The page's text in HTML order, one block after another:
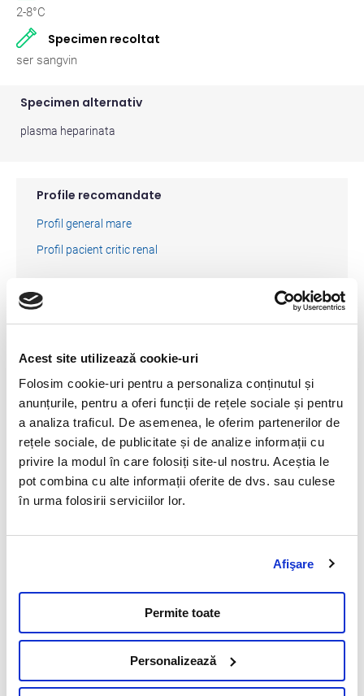
Acest site utilizează cookie-uri
Folosim cookie-uri pentru a personaliza conținutul și
anunțurile, pentru a oferi funcții de rețele sociale și pentru
a analiza traficul. De asemenea, le oferim partenerilor de
rețele sociale, de publicitate și de analize informații cu
privire la modul în care folosiți site-ul nostru. Aceștia le
pot combina cu alte informații oferite de dvs. sau culese
în urma folosirii serviciilor lor.
Afişare
Permite toate
Personalizează
2-8°C
Specimen recoltat
ser sangvin
Specimen alternativ
plasma heparinata
Profile recomandate
Profil general mare
Profil pacient critic renal
Importanta analizelor
Teste genetice
11 Mai 2023
Incepand cu anul 2013, Synevovet introduce in oferta
sa de analize testele genetice pentru boli ereditare,
Citeste mai mult
Vezi toate articolele